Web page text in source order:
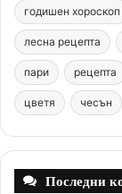
o
o
k
годишен хороскоп
лесна рецепта
пари рецепта
цветя чесън
Последни